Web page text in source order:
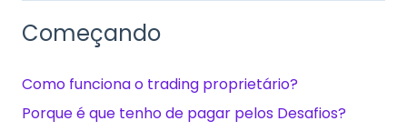
Começando
Como funciona o trading proprietário?
Porque é que tenho de pagar pelos Desafios?